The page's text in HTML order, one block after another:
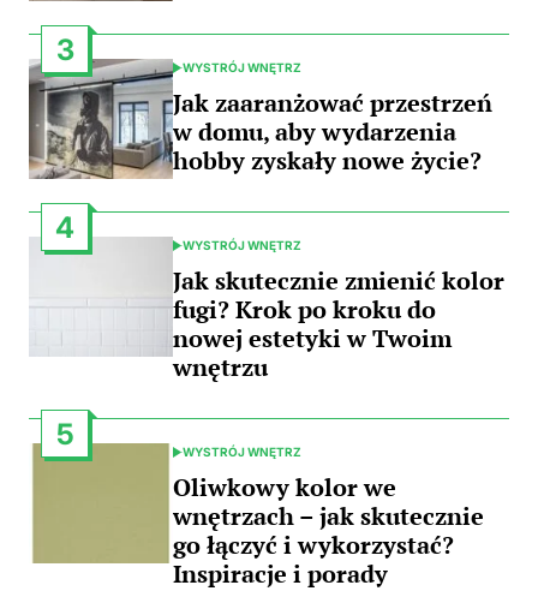
3
POSTED
IN
WYSTRÓJ WNĘTRZ
Jak zaaranżować przestrzeń
w domu, aby wydarzenia
hobby zyskały nowe życie?
4
POSTED
IN
WYSTRÓJ WNĘTRZ
Jak skutecznie zmienić kolor
fugi? Krok po kroku do
nowej estetyki w Twoim
wnętrzu
5
POSTED
IN
WYSTRÓJ WNĘTRZ
Oliwkowy kolor we
wnętrzach – jak skutecznie
go łączyć i wykorzystać?
Inspiracje i porady